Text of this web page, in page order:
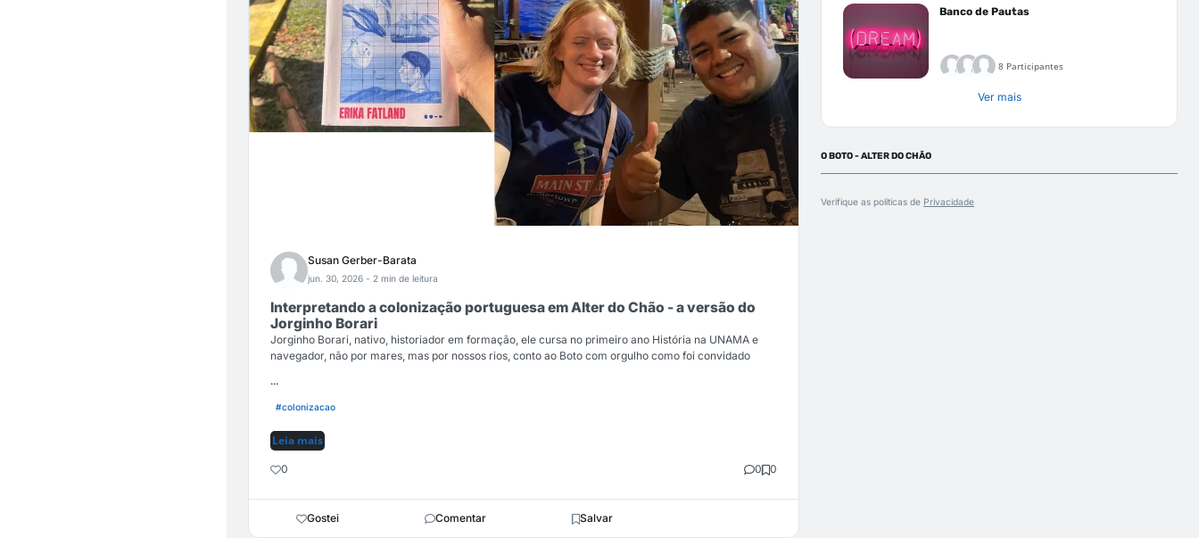
Susan Gerber-Barata
jun. 30, 2026 - 2 min de leitura
Interpretando a colonização portuguesa em Alter do Chão - a versão do
Jorginho Borari
Jorginho Borari, nativo, historiador em formação, ele cursa no primeiro ano História na UNAMA e
navegador, não por mares, mas por nossos rios, conto ao Boto com orgulho como foi convidado
...
#colonizacao
Leia mais
0 0 0
Gostei Comentar Salvar
Banco de Pautas
8 Participantes
Ver mais
O BOTO - ALTER DO CHÃO
Verifique as políticas de Privacidade